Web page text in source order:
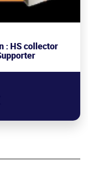
: HS collector